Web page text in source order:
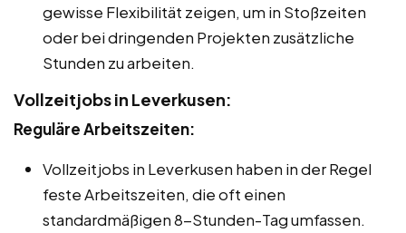
gewisse Flexibilität zeigen, um in Stoßzeiten
oder bei dringenden Projekten zusätzliche
Stunden zu arbeiten.
Vollzeitjobs in Leverkusen:
Reguläre Arbeitszeiten:
Vollzeitjobs in Leverkusen haben in der Regel
feste Arbeitszeiten, die oft einen
standardmäßigen 8-Stunden-Tag umfassen.